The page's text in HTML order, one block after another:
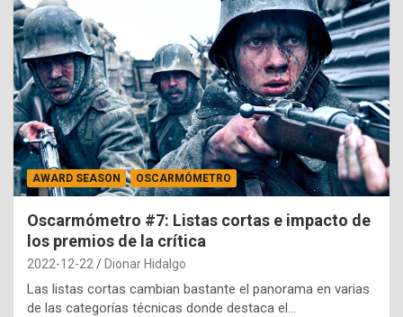
AWARD SEASON OSCARMÓMETRO
Oscarmómetro #7: Listas cortas e impacto de
los premios de la crítica
2022-12-22 Dionar Hidalgo
Las listas cortas cambian bastante el panorama en varias
de las categorías técnicas donde destaca el…